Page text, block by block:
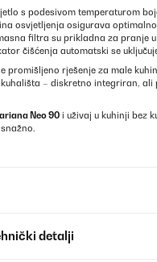
s podesivom temperaturom
osvjetljenja osigurava
filtra su prikladna za pranje
čišćenja automatski se
promišljeno rješenje za male
– diskretno integriran, ali
Neo 90 i uživaj u kuhinji bez
detalji